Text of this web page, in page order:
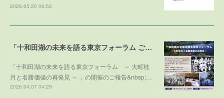
2026.05.20 06:52
「十和田湖の未来を語る東京フォーラム ご寄付のお礼」
「十和田湖の未来を語る東京フォーラム ～ 大町桂
月と名勝価値の再発見 ～ 」の開催のご報告&nbsp;…
2026.04.07 04:29